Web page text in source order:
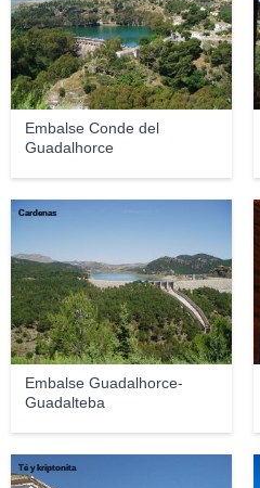
Embalse Conde del
Guadalhorce
Embalse Guadalhorce-
Guadalteba
Cardenas
Té y kriptonita